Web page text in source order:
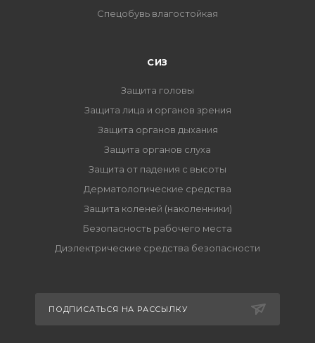
Спецобувь влагостойкая
СИЗ
Защита головы
Защита лица и органов зрения
Защита органов дыхания
Защита органов слуха
Защита от падения с высоты
Дерматологические средства
Защита коленей (наколенники)
Безопасность рабочего места
Диэлектрические средства безопасности
ПОДПИСАТЬСЯ НА РАССЫЛКУ